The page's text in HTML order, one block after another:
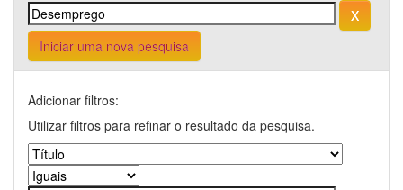
Iniciar uma nova pesquisa
Adicionar filtros:
Utilizar filtros para refinar o resultado da pesquisa.